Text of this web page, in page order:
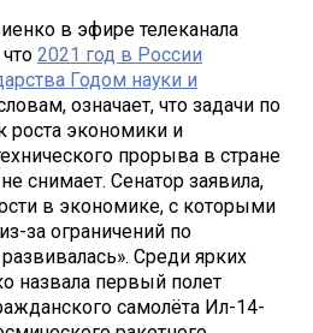
в эфире телеканала
2021 год в России
Годом науки и
означает, что задачи по
роста экономики и
прорыва в стране
снимает. Сенатор заявила,
в экономике, с которыми
за ограничений по
Среди ярких
назвала первый полет
самолёта Ил-14-